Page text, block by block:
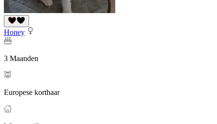
Honey
3 Maanden
Europese korthaar